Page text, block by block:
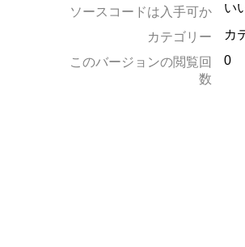
ソースコードは入手可か い
カテゴリー
カ
このバージョンの閲覧回
数
0